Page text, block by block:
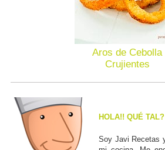
Aros de Cebolla
Crujientes
HOLA!! QUÉ TAL?
Soy Javi Recetas